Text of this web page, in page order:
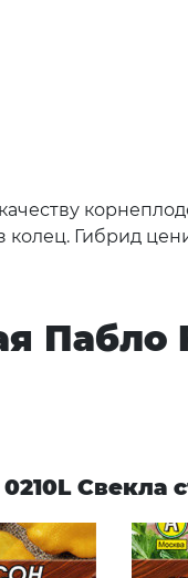
колец. Гибрид
Пабло
Свекла